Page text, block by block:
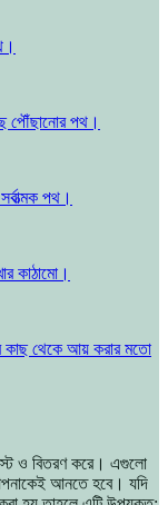
পৌঁছানোর পথ।
পথ।
কাঠামো।
কাছ থেকে আয় করার মতো
ও বিতরণ করে। এগুলো
আনতে হবে। যদি